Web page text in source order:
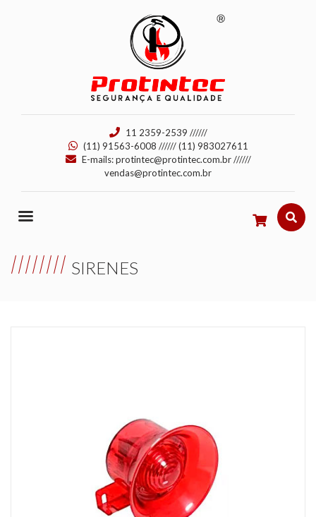
11 2359-2539 //////
(11) 91563-6008 //////(11) 983027611
E-mails:protintec@protintec.com.br//////
vendas@protintec.com.br
SIRENES